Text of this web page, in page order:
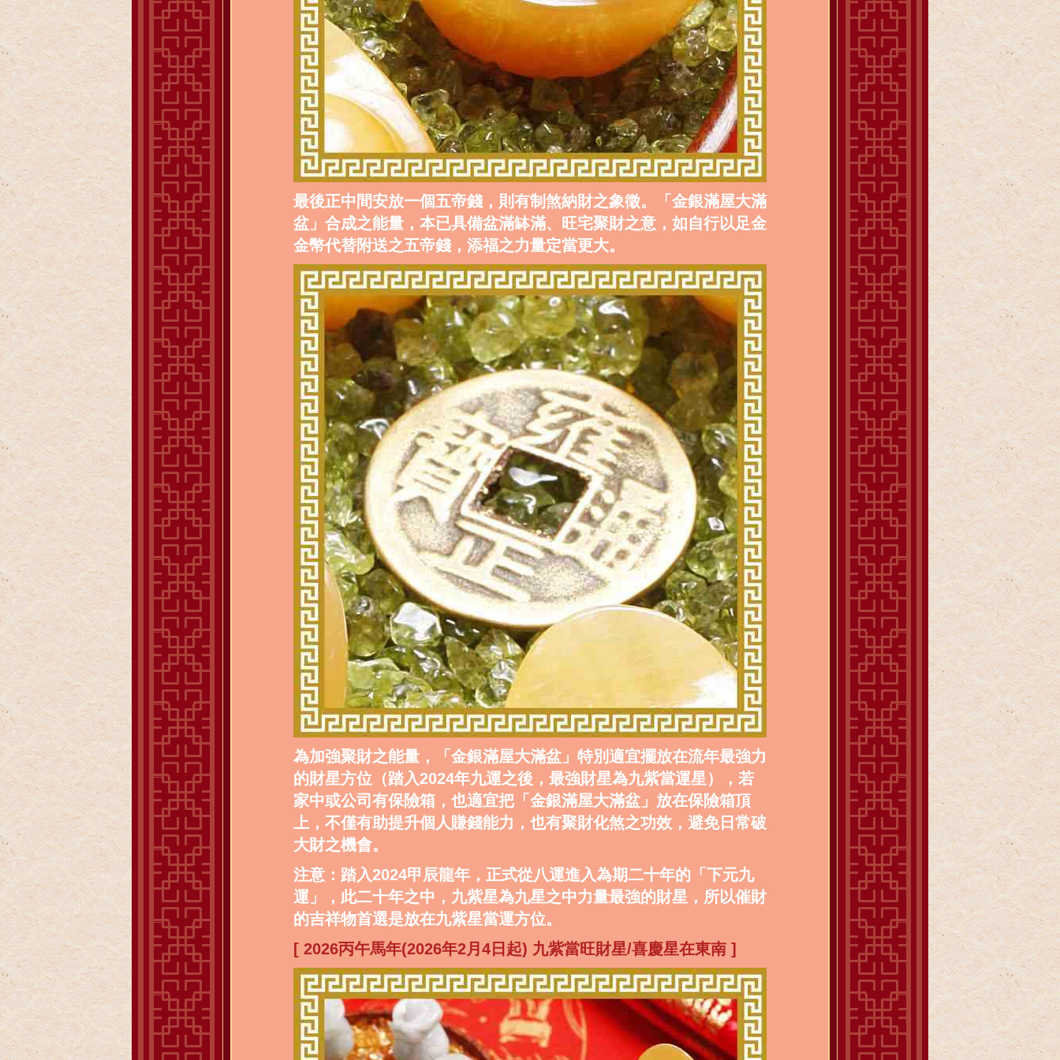
最後正中間安放一個五帝錢，則有制煞納財之象徵。「金銀滿屋大滿
盆」合成之能量，本已具備盆滿缽滿、旺宅聚財之意，如自行以足金
金幣代替附送之五帝錢，添福之力量定當更大。
為加強聚財之能量，「金銀滿屋大滿盆」特別適宜擺放在流年最強力
的財星方位（踏入2024年九運之後，最強財星為九紫當運星），若
家中或公司有保險箱，也適宜把「金銀滿屋大滿盆」放在保險箱頂
上，不僅有助提升個人賺錢能力，也有聚財化煞之功效，避免日常破
大財之機會。
注意：踏入2024甲辰龍年，正式從八運進入為期二十年的「下元九
運」，此二十年之中，九紫星為九星之中力量最強的財星，所以催財
的吉祥物首選是放在九紫星當運方位。
[ 2026丙午馬年(2026年2月4日起) 九紫當旺財星/喜慶星在東南 ]